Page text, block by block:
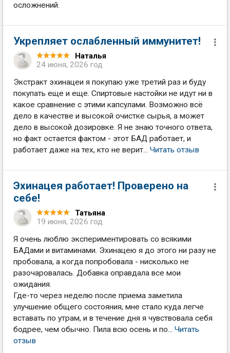
осложнений.
Укрепляет ослабленный иммунитет!
Наталья
24 июня, 2026 год
Экстракт эхинацеи я покупаю уже третий раз и буду
покупать еще и еще. Спиртовые настойки не идут ни в
какое сравнение с этими капсулами. Возможно всё
дело в качестве и высокой очистке сырья, а может
дело в высокой дозировке. Я не знаю точного ответа,
но факт остается фактом - этот БАД работает, и
работает даже на тех, кто не верит... Читать отзыв
Эхинацея работает! Проверено на
себе!
Татьяна
19 июня, 2026 год
Я очень люблю экспериментировать со всякими
БАДами и витаминами. Эхинацею я до этого ни разу не
пробовала, а когда попробовала - нисколько не
разочаровалась. Добавка оправдала все мои
ожидания.
Где-то через неделю после приема заметила
улучшение общего состояния, мне стало куда легче
вставать по утрам, и в течение дня я чувствовала себя
бодрее, чем обычно. Пила всю осень и по... Читать
отзыв